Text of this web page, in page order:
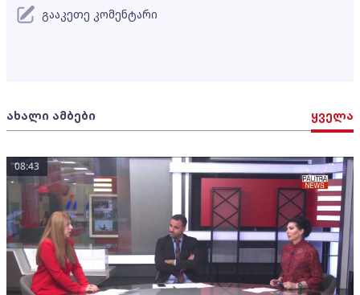
ახალი ამბები ყველა
08:43
გააკეთე კომენტარი